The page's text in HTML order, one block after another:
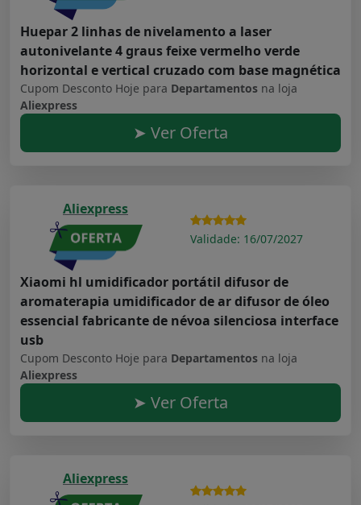
Huepar 2 linhas de nivelamento a laser
autonivelante 4 graus feixe vermelho verde
horizontal e vertical cruzado com base magnética
Cupom Desconto Hoje para Departamentos na loja
Aliexpress
➤ Ver Oferta
Aliexpress
Validade: 16/07/2027
Xiaomi hl umidificador portátil difusor de
aromaterapia umidificador de ar difusor de óleo
essencial fabricante de névoa silenciosa interface
usb
Cupom Desconto Hoje para Departamentos na loja
Aliexpress
➤ Ver Oferta
Aliexpress